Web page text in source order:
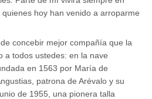
hoy han venido a arroparme
concebir mejor compañía que la
a todos ustedes: en la nave
en 1563 por María de
patrona de Arévalo y su
de 1955, una pionera talla